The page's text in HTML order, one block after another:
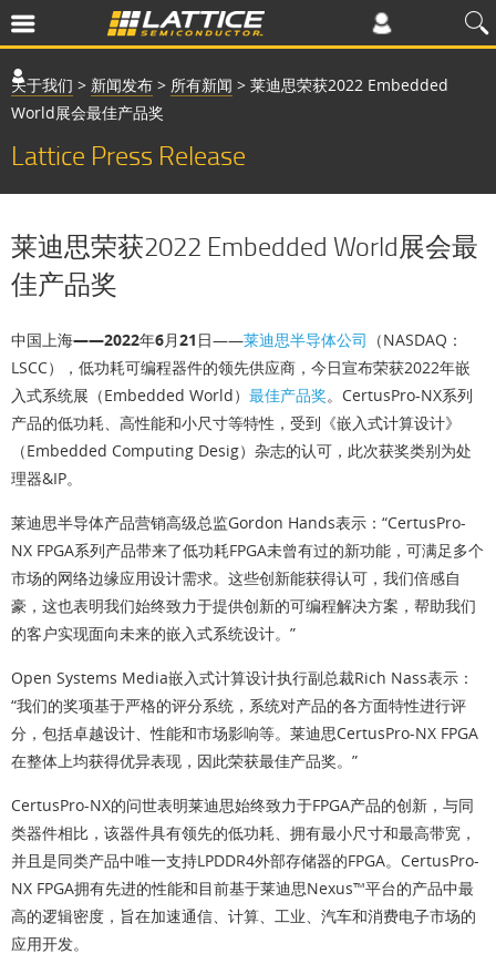
关于我们 > 新闻发布 > 所有新闻 > 莱迪思荣获2022 Embedded
World展会最佳产品奖
Lattice Press Release
莱迪思荣获2022 Embedded World展会最
佳产品奖
中国上海——2022年6月21日——莱迪思半导体公司 （NASDAQ：
LSCC），低功耗可编程器件的领先供应商，今日宣布荣获2022年嵌
入式系统展（Embedded World） 最佳产品奖。CertusPro-NX系列
产品的低功耗、高性能和小尺寸等特性，受到《嵌入式计算设计》
（Embedded Computing Desig）杂志的认可，此次获奖类别为处
理器&IP。
莱迪思半导体产品营销高级总监Gordon Hands表示：“CertusPro-
NX FPGA系列产品带来了低功耗FPGA未曾有过的新功能，可满足多个
市场的网络边缘应用设计需求。这些创新能获得认可，我们倍感自
豪，这也表明我们始终致力于提供创新的可编程解决方案，帮助我们
的客户实现面向未来的嵌入式系统设计。”
Open Systems Media嵌入式计算设计执行副总裁Rich Nass表示：
“我们的奖项基于严格的评分系统，系统对产品的各方面特性进行评
分，包括卓越设计、性能和市场影响等。莱迪思CertusPro-NX FPGA
在整体上均获得优异表现，因此荣获最佳产品奖。”
CertusPro-NX的问世表明莱迪思始终致力于FPGA产品的创新，与同
类器件相比，该器件具有领先的低功耗、拥有最小尺寸和最高带宽，
并且是同类产品中唯一支持LPDDR4外部存储器的FPGA。CertusPro-
NX FPGA拥有先进的性能和目前基于莱迪思Nexus™平台的产品中最
高的逻辑密度，旨在加速通信、计算、工业、汽车和消费电子市场的
应用开发。